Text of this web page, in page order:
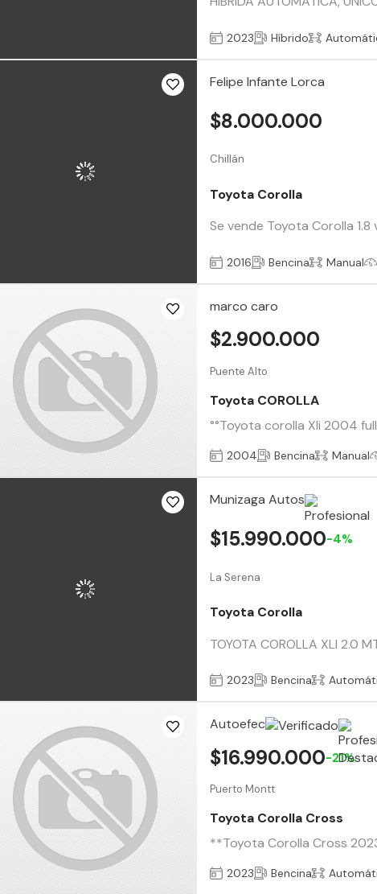
2023 Híbrido
Felipe Infante Lorca
Chillán
Toyota Corolla
Se vende Toyota Corolla
$8.000.000
2016 Bencina Manual
marco caro
Puente Alto
Toyota COROLLA
°°Toyota corolla Xli 2004
$2.900.000
2004 Bencina Manual
Munizaga Autos
La Serena
Toyota Corolla
TOYOTA COROLLA XLI
$15.990.000-4%
2023 Bencina
Autoefec
Puerto Montt
Toyota Corolla Cross
**Toyota Corolla Cross
$16.990.000-21%
2023 Bencina